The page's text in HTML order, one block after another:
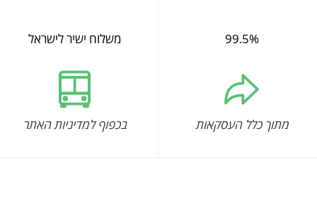
99.5%
מתוך כלל העסקאות
משלוח ישיר לישראל
בכפוף למדיניות האתר